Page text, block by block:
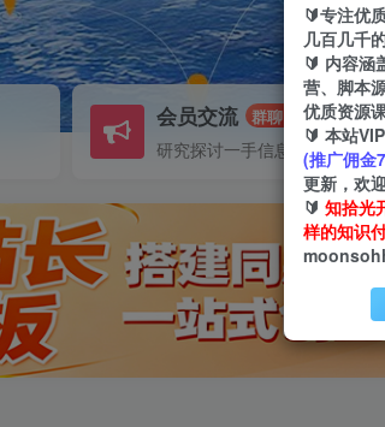
会员交流 群聊
研究探讨一手信息差
🔰专注优
几百几千
🔰 内容涵
营、脚本
优质资源
🔰 本站VIP
(推广佣金
更新，欢
🔰 知拾光
样的知识